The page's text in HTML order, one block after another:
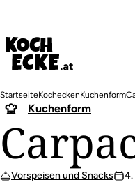
Inhalt
StartseiteKocheckenKuchenform
Vorspeisen und Snacks 4.
Kuchenform